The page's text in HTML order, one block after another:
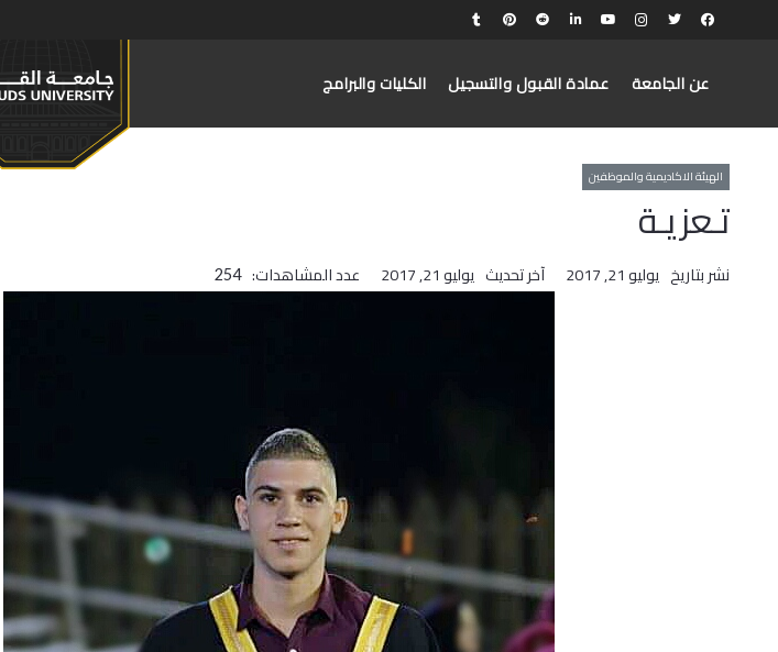
عن الجامعة عمادة القبول والتسجيل الكليات والبرامج
الهيئة الاكاديمية والموظفين
تـعزيـة
نشر بتاريخ يوليو 21, 2017 آخر تحديث يوليو 21, 2017 عدد المشاهدات: 254